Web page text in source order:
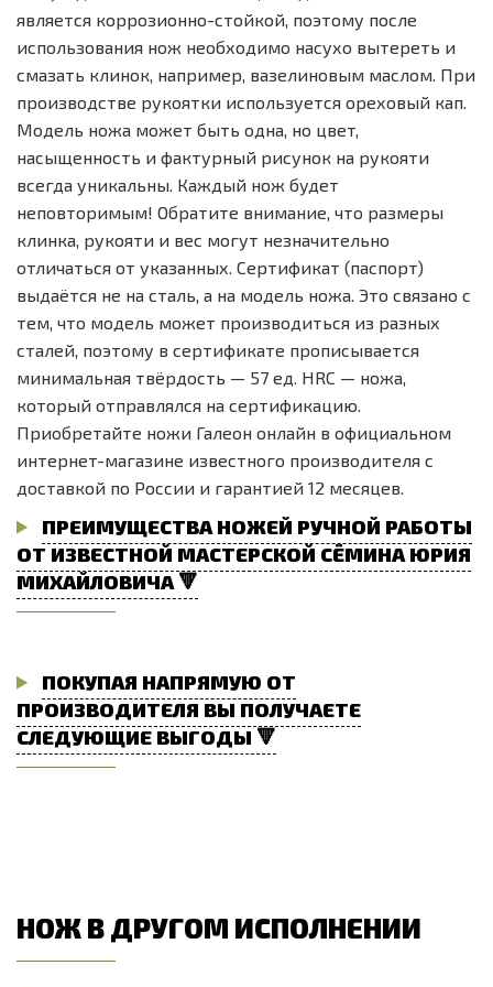
является коррозионно-стойкой, поэтому после
использования нож необходимо насухо вытереть и
смазать клинок, например, вазелиновым маслом. При
производстве рукоятки используется ореховый кап.
Модель ножа может быть одна, но цвет,
насыщенность и фактурный рисунок на рукояти
всегда уникальны. Каждый нож будет
неповторимым! Обратите внимание, что размеры
клинка, рукояти и вес могут незначительно
отличаться от указанных. Сертификат (паспорт)
выдаётся не на сталь, а на модель ножа. Это связано с
тем, что модель может производиться из разных
сталей, поэтому в сертификате прописывается
минимальная твёрдость — 57 ед. HRC — ножа,
который отправлялся на сертификацию.
Приобретайте ножи Галеон онлайн в официальном
интернет-магазине известного производителя с
доставкой по России и гарантией 12 месяцев.
ПРЕИМУЩЕСТВА НОЖЕЙ РУЧНОЙ РАБОТЫ
ОТ ИЗВЕСТНОЙ МАСТЕРСКОЙ СЁМИНА ЮРИЯ
МИХАЙЛОВИЧА 🔻
ПОКУПАЯ НАПРЯМУЮ ОТ
ПРОИЗВОДИТЕЛЯ ВЫ ПОЛУЧАЕТЕ
СЛЕДУЮЩИЕ ВЫГОДЫ 🔻
НОЖ В ДРУГОМ ИСПОЛНЕНИИ